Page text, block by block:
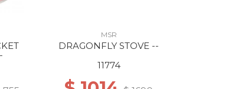
MSR
DRAGONFLY STOVE --
11774